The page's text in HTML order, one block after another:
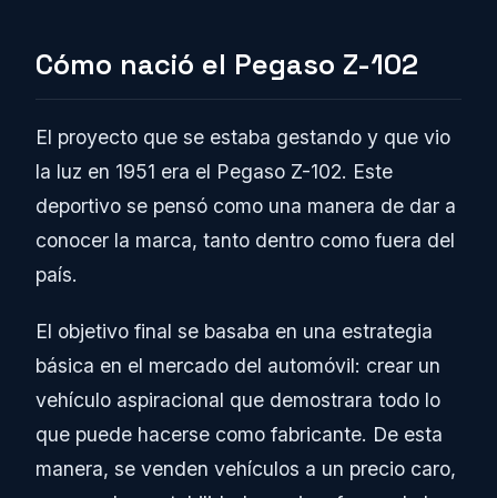
Cómo nació el Pegaso Z-102
El proyecto que se estaba gestando y que vio
la luz en 1951 era el Pegaso Z-102. Este
deportivo se pensó como una manera de dar a
conocer la marca, tanto dentro como fuera del
país.
El objetivo final se basaba en una estrategia
básica en el mercado del automóvil: crear un
vehículo aspiracional que demostrara todo lo
que puede hacerse como fabricante. De esta
manera, se venden vehículos a un precio caro,